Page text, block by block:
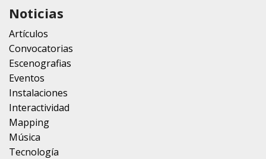
Noticias
Artículos
Convocatorias
Escenografias
Eventos
Instalaciones
Interactividad
Mapping
Música
Tecnología